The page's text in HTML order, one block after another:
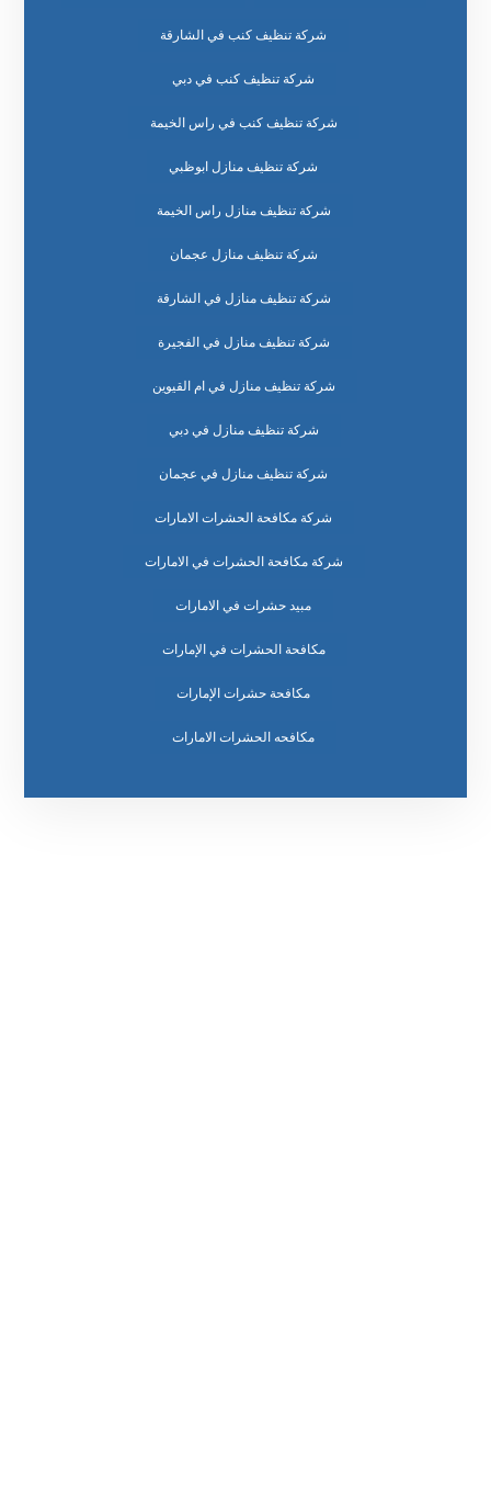
شركة تنظيف كنب في الشارقة
شركة تنظيف كنب في دبي
شركة تنظيف كنب في راس الخيمة
شركة تنظيف منازل ابوظبي
شركة تنظيف منازل راس الخيمة
شركة تنظيف منازل عجمان
شركة تنظيف منازل في الشارقة
شركة تنظيف منازل في الفجيرة
شركة تنظيف منازل في ام القيوين
شركة تنظيف منازل في دبي
شركة تنظيف منازل في عجمان
شركة مكافحة الحشرات الامارات
شركة مكافحة الحشرات في الامارات
مبيد حشرات في الامارات
مكافحة الحشرات في الإمارات
مكافحة حشرات الإمارات
مكافحه الحشرات الامارات